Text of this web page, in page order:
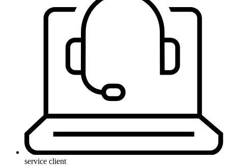
service client